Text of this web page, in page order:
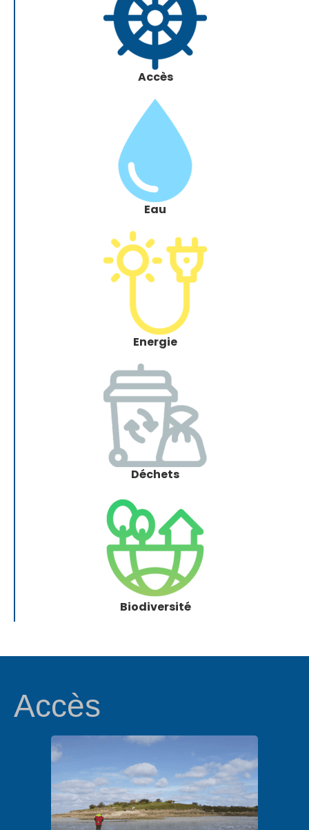
Accès
Eau
Energie
Déchets
Biodiversité
Accès